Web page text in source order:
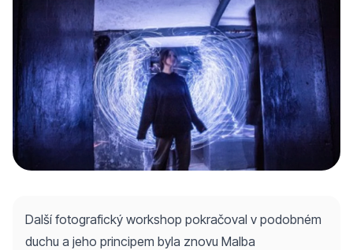
Další fotografický workshop pokračoval v podobném
duchu a jeho principem byla znovu Malba